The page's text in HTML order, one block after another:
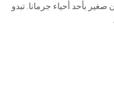
بأحد أحياء جرمانا. تبدو